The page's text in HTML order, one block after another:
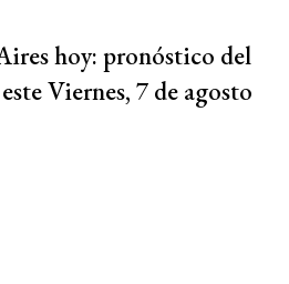
hoy: pronóstico del
Viernes, 7 de agosto